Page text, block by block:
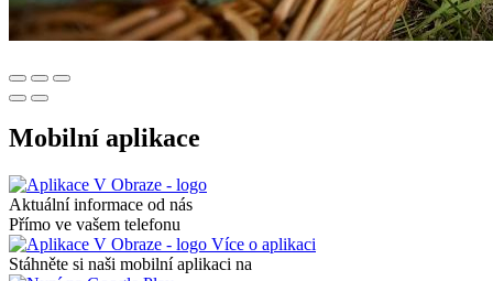
Mobilní aplikace
Aktuální informace od nás
Přímo ve vašem telefonu
Více o aplikaci
Stáhněte si naši mobilní aplikaci na